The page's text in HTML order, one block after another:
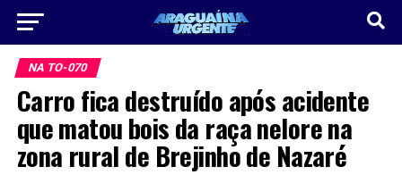
NA TO-070
Carro fica destruído após acidente
que matou bois da raça nelore na
zona rural de Brejinho de Nazaré